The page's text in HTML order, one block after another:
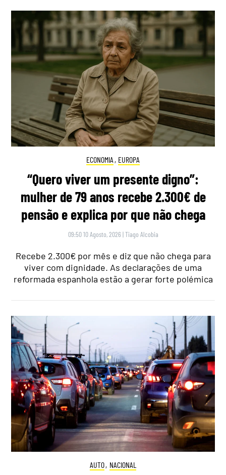
ECONOMIA , EUROPA
“Quero viver um presente digno”:
mulher de 79 anos recebe 2.300€ de
pensão e explica por que não chega
09:50 10 Agosto, 2026 |Tiago Alcobia
Recebe 2.300€ por mês e diz que não chega para
viver com dignidade. As declarações de uma
reformada espanhola estão a gerar forte polémica
AUTO, NACIONAL